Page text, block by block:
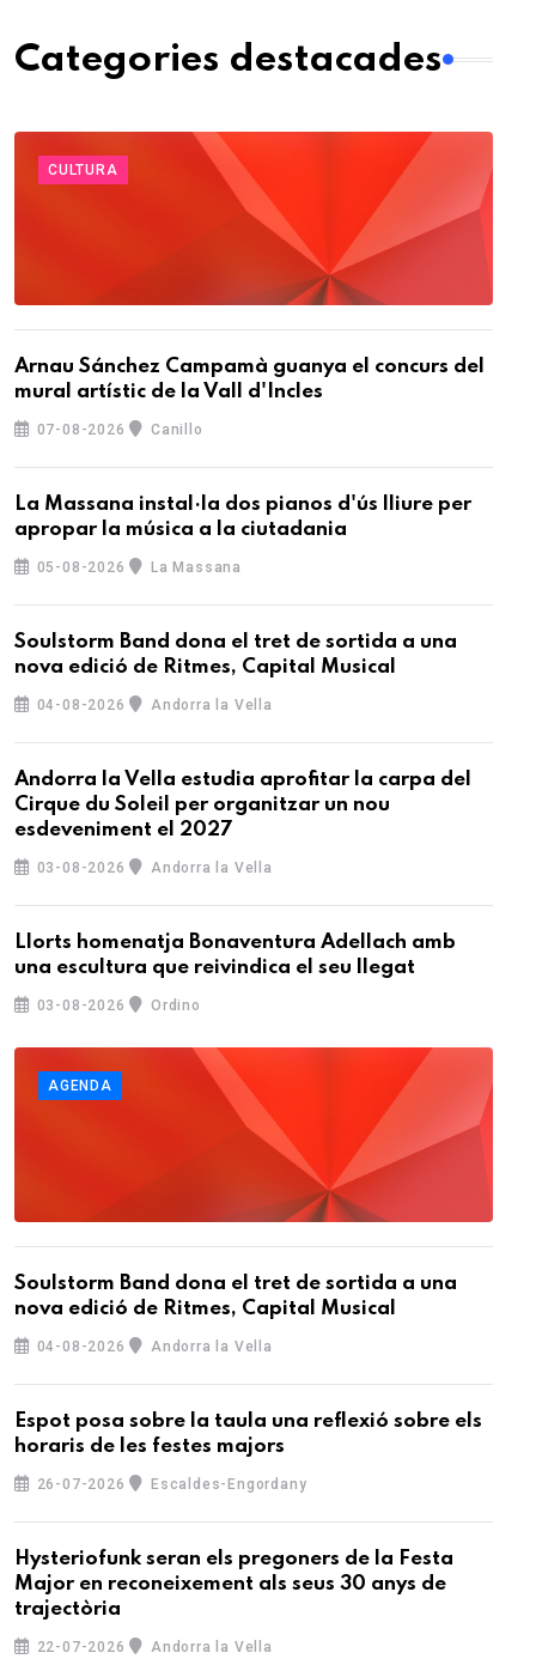
Categories destacades
CULTURA
Arnau Sánchez Campamà guanya el concurs del
mural artístic de la Vall d'Incles
07-08-2026 Canillo
La Massana instal·la dos pianos d'ús lliure per
apropar la música a la ciutadania
05-08-2026 La Massana
Soulstorm Band dona el tret de sortida a una
nova edició de Ritmes, Capital Musical
04-08-2026 Andorra la Vella
Andorra la Vella estudia aprofitar la carpa del
Cirque du Soleil per organitzar un nou
esdeveniment el 2027
03-08-2026 Andorra la Vella
Llorts homenatja Bonaventura Adellach amb
una escultura que reivindica el seu llegat
03-08-2026 Ordino
AGENDA
Soulstorm Band dona el tret de sortida a una
nova edició de Ritmes, Capital Musical
04-08-2026 Andorra la Vella
Espot posa sobre la taula una reflexió sobre els
horaris de les festes majors
26-07-2026 Escaldes-Engordany
Hysteriofunk seran els pregoners de la Festa
Major en reconeixement als seus 30 anys de
trajectòria
22-07-2026 Andorra la Vella